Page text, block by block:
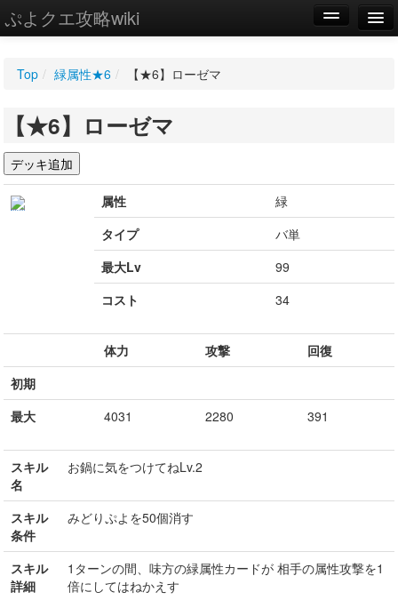
ぷよクエ攻略wiki
WIKI
設定
Top / 緑属性★6 / 【★6】ローゼマ
【★6】ローゼマ
属性
緑
タイプ
バ単
最大Lv
99
コスト
34
体力 攻撃
回復
初期
最大
4031 2280 391
スキル
名
お鍋に気をつけてねLv.2
スキル
条件
みどりぷよを50個消す
スキル
詳細
1ターンの間、味方の緑属性カードが 相手の属性攻撃を1
倍にしてはねかえす